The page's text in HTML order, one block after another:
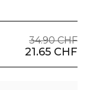
34.90 CHF
21.65 CHF